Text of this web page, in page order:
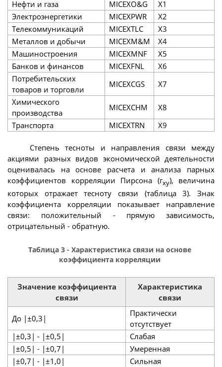
Нефти и газа
MICEXO&G
X1
Электроэнергетики
MICEXPWR
X2
Телекоммуникаций
MICEXTLC
X3
Металлов и добычи
MICEXM&M
X4
Машиностроения
MICEXMNF
X5
Банков и финансов
MICEXFNL
X6
Потребительских
товаров и торговли
MICEXCGS
X7
Химического
производства
MICEXCHM
X8
Транспорта
MICEXTRN X9
Степень тесноты и направления связи между
акциями разных видов экономической деятельности
оценивалась на основе расчета и анализа парных
коэффициентов корреляции Пирсона (гху), величина
которых отражает тесноту связи (таблица 3). Знак
коэффициента корреляции показывает направление
связи: положительный - прямую зависимость,
отрицательный - обратную.
Таблица 3 - Характеристика связи на основе
коэффициента корреляции
Значение коэффициента
связи
Характеристика
связи
До |±0,3|
Практически
отсутствует
|±0,3| - |±0,5|
Слабая
|±0,5| - |±0,7|
Умеренная
|±0,7| - |±1,0|
Сильная